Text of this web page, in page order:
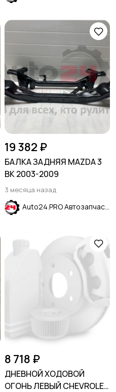
19 382 ₽
БАЛКА ЗАДНЯЯ MAZDA 3
BK 2003-2009
3 месяца назад
Auto24.PRO Автозапчасти
8 718 ₽
ДНЕВНОЙ ХОДОВОЙ
ОГОНЬ ЛЕВЫЙ CHEVROLET